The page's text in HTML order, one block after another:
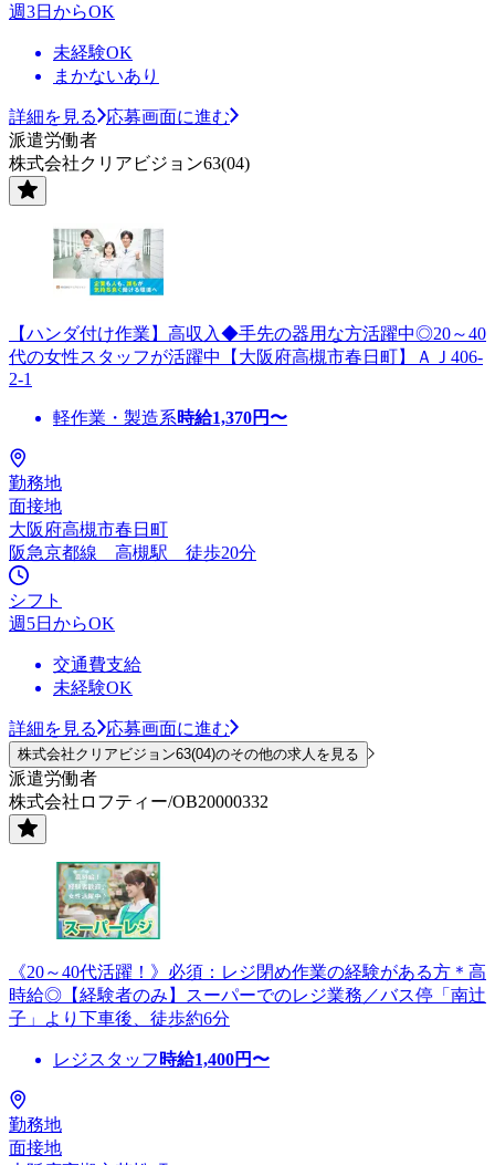
週3日からOK
未経験OK
まかないあり
詳細を見る
応募画面に進む
派遣労働者
株式会社クリアビジョン63(04)
【ハンダ付け作業】高収入◆手先の器用な方活躍中◎20～40
代の女性スタッフが活躍中【大阪府高槻市春日町】ＡＪ406-
2-1
軽作業・製造系時給1,370円〜
勤務地
面接地
大阪府高槻市春日町
阪急京都線 高槻駅 徒歩20分
シフト
週5日からOK
交通費支給
未経験OK
詳細を見る 応募画面に進む
株式会社クリアビジョン63(04)のその他の求人を見る
派遣労働者
株式会社ロフティー/OB20000332
《20～40代活躍！》必須：レジ閉め作業の経験がある方＊高
時給◎【経験者のみ】スーパーでのレジ業務／バス停「南辻
子」より下車後、徒歩約6分
レジスタッフ 時給1,400円〜
勤務地
面接地